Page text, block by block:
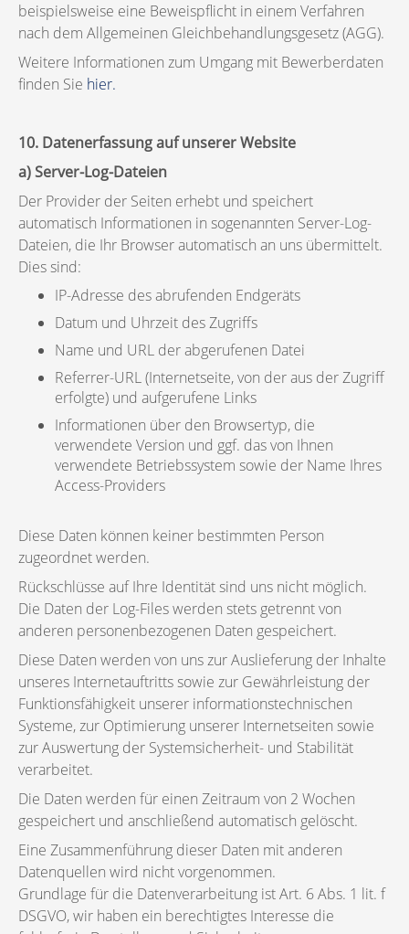
beispielsweise eine Beweispflicht in einem Verfahren
nach dem Allgemeinen Gleichbehandlungsgesetz (AGG).
Weitere Informationen zum Umgang mit Bewerberdaten
finden Sie hier.
10. Datenerfassung auf unserer Website
a) Server-Log-Dateien
Der Provider der Seiten erhebt und speichert
automatisch Informationen in sogenannten Server-Log-
Dateien, die Ihr Browser automatisch an uns übermittelt.
Dies sind:
IP-Adresse des abrufenden Endgeräts
Datum und Uhrzeit des Zugriffs
Name und URL der abgerufenen Datei
Referrer-URL (Internetseite, von der aus der Zugriff
erfolgte) und aufgerufene Links
Informationen über den Browsertyp, die
verwendete Version und ggf. das von Ihnen
verwendete Betriebssystem sowie der Name Ihres
Access-Providers
Diese Daten können keiner bestimmten Person
zugeordnet werden.
Rückschlüsse auf Ihre Identität sind uns nicht möglich.
Die Daten der Log-Files werden stets getrennt von
anderen personenbezogenen Daten gespeichert.
Diese Daten werden von uns zur Auslieferung der Inhalte
unseres Internetauftritts sowie zur Gewährleistung der
Funktionsfähigkeit unserer informationstechnischen
Systeme, zur Optimierung unserer Internetseiten sowie
zur Auswertung der Systemsicherheit- und Stabilität
verarbeitet.
Die Daten werden für einen Zeitraum von 2 Wochen
gespeichert und anschließend automatisch gelöscht.
Eine Zusammenführung dieser Daten mit anderen
Datenquellen wird nicht vorgenommen.
Grundlage für die Datenverarbeitung ist Art. 6 Abs. 1 lit. f
DSGVO, wir haben ein berechtigtes Interesse die